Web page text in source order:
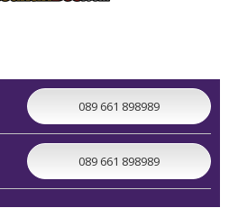
089 661 898989
089 661 898989